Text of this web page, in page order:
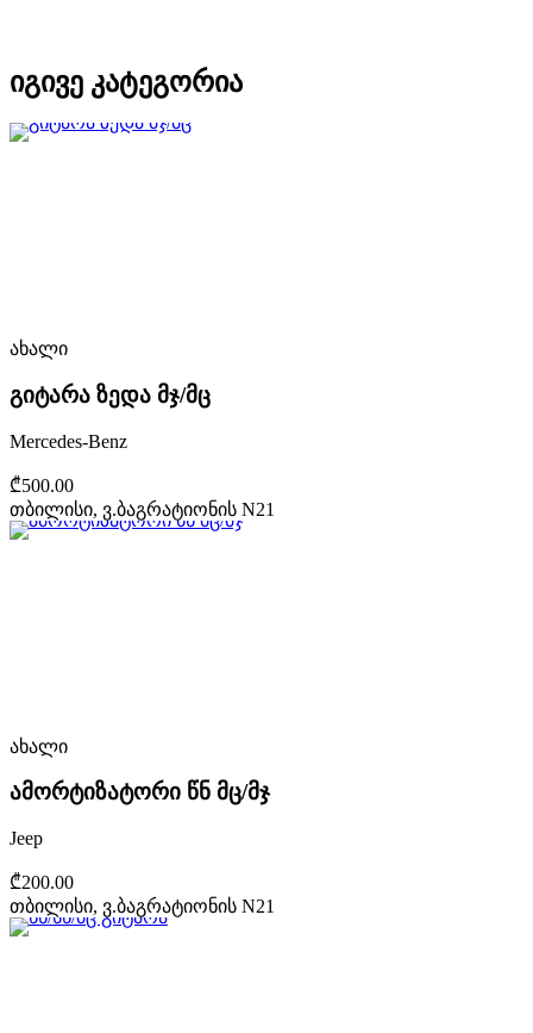
იგივე კატეგორია
ახალი
გიტარა ზედა მჯ/მც
Mercedes-Benz
₾500.00
თბილისი, ვ.ბაგრატიონის N21
ახალი
ამორტიზატორი წნ მც/მჯ
Jeep
₾200.00
თბილისი, ვ.ბაგრატიონის N21